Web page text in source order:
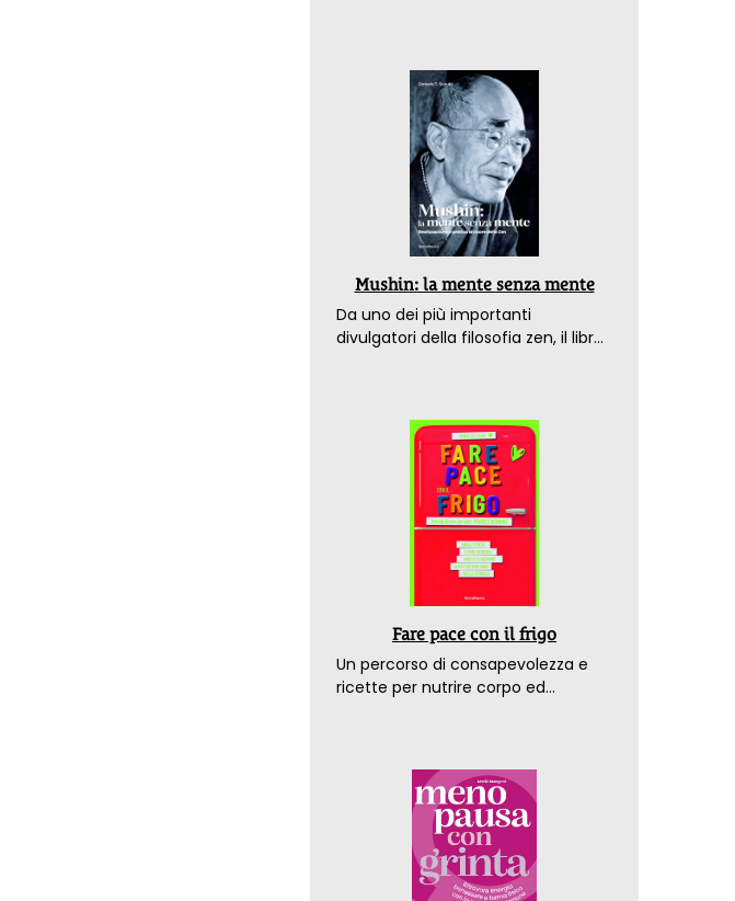
Mushin: la mente senza mente
Da uno dei più importanti
divulgatori della filosofia zen, il libro
Fare pace con il frigo
Un percorso di consapevolezza e
ricette per nutrire corpo ed